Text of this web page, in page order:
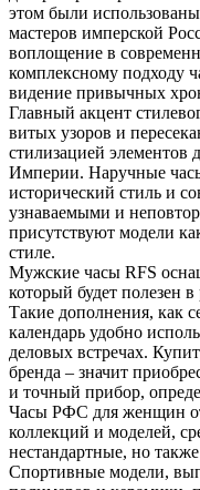
этом были
мастеров имперской
воплощение в
комплексному подходу
видение привычных
Главный акцент
витых узоров и
стилизацией элементов
Империи. Наручные
исторический стиль и
узнаваемыми и
присутствуют модели
стиле.
Мужские часы RFS
который будет полезен
Такие дополнения, как
календарь удобно
деловых встречах.
бренда – значит
и точный прибор,
Часы РФС для женщин
коллекций и моделей,
нестандартные, но
Спортивные модели,